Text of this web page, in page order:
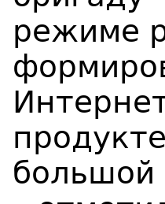
режиме
большой